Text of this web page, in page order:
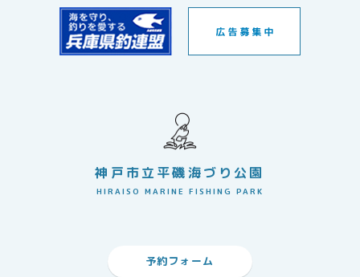
神戸市立平磯海づり公園
HIRAISO MARINE FISHING PARK
予約フォーム